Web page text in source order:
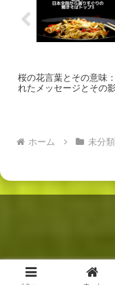
桜の花言葉とその意味
れたメッセージとその
ホーム 未分類